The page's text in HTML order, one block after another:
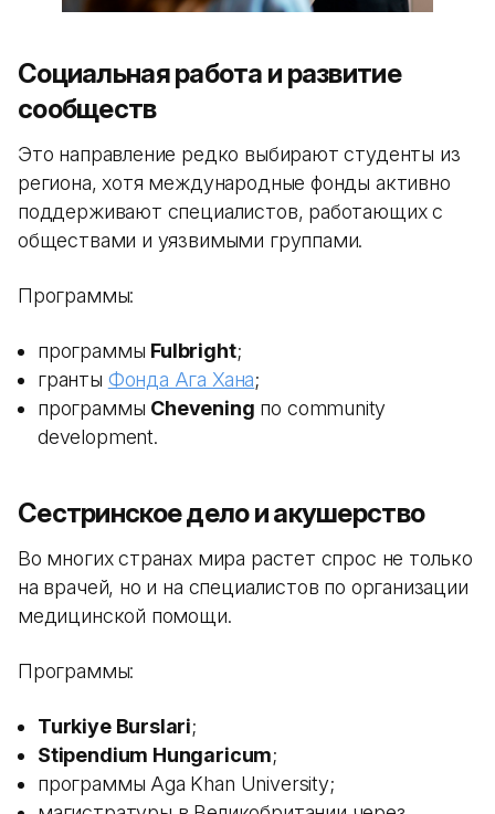
Социальная работа и развитие
сообществ
Это направление редко выбирают студенты из
региона, хотя международные фонды активно
поддерживают специалистов, работающих с
обществами и уязвимыми группами.
Программы:
программы Fulbright;
гранты Фонда Ага Хана;
программы Chevening по community
development.
Сестринское дело и акушерство
Во многих странах мира растет спрос не только
на врачей, но и на специалистов по организации
медицинской помощи.
Программы:
Turkiye Burslari;
Stipendium Hungaricum;
программы Aga Khan University;